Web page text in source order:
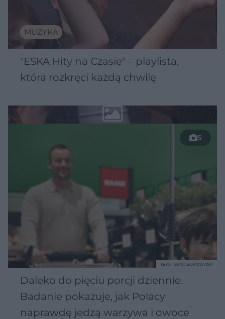
MUZYKA
"ESKA Hity na Czasie" – playlista,
która rozkręci każdą chwilę
5
Daleko do pięciu porcji dziennie.
Badanie pokazuje, jak Polacy
naprawdę jedzą warzywa i owoce
TEKST SPONSOROWANY